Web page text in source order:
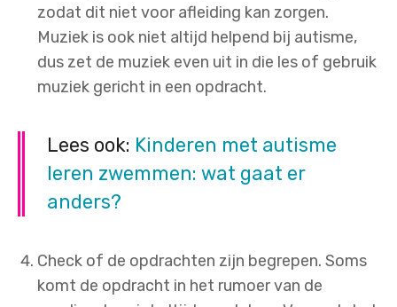
zodat dit niet voor afleiding kan zorgen.
Muziek is ook niet altijd helpend bij autisme,
dus zet de muziek even uit in die les of gebruik
muziek gericht in een opdracht.
Lees ook: Kinderen met autisme
leren zwemmen: wat gaat er
anders?
Check of de opdrachten zijn begrepen. Soms
komt de opdracht in het rumoer van de